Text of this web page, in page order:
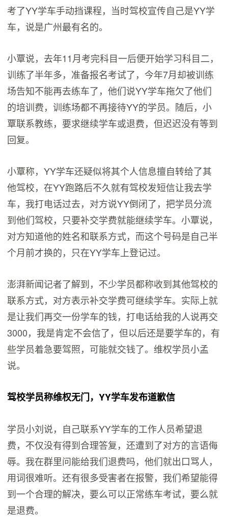
考了YY学车手动挡课程，当时驾校宣传自己是YY学
车，说是广州最有名的。
小覃说，去年11月考完科目一后便开始学习科目二，
训练了半年多，准备报名考试了，今年7月却被训练
场告知不能再去练车了，他们说YY学车拖欠了他们
的培训费，训练场都不再接待YY的学员。随后，小
覃联系教练，要求继续学车或退费，但迟迟没有等到
回复。
小覃称，YY学车还疑似将其个人信息擅自转给了其
他驾校，在YY跑路后不久就有驾校发短信让我去学
车，我打电话过去，对方说YY倒闭了，把学员分流
到他们驾校，只要补交学费就能继续学车。小覃说，
对方知道他的姓名和联系方式，而这个号码是自己半
个月前才换的，只在YY学车上登记过。
澎湃新闻记者了解到，不少学员都称收到其他驾校的
联系方式，对方表示补交学费可继续学车。实际上就
是让我们再交一份学车的钱，打电话给我的人说再交
3000，我是肯定不会信了，但以后还是要学车的，有
些学员着急要驾照，可能就交钱了。维权学员小孟
说。
驾校学员称维权无门，YY学车发布道歉信
学员小刘说，自己联系YY学车的工作人员希望退
费，不仅没有得到合理答复，还遭到了对方的言语侮
辱。我在群里问能给我们退费吗，他们就出口骂人，
用词很难听。还有很多受害者在报警，我们希望能得
到一个合理的解决，要么可以正常练车考试，要么就
是退费。